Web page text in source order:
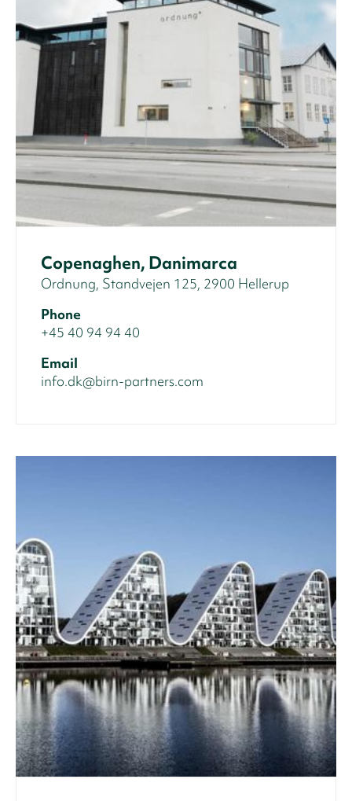
Copenaghen, Danimarca
Ordnung, Standvejen 125, 2900 Hellerup
Phone
+45 40 94 94 40
Email
info.dk@birn-partners.com